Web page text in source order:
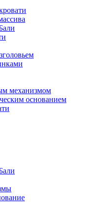
механизмом
основанием